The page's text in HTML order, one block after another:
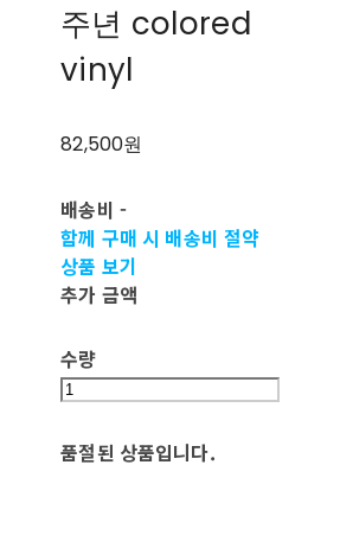
주년 colored
vinyl
82,500원
배송비 -
함께 구매 시 배송비 절약
상품 보기
추가 금액
수량
품절된 상품입니다.